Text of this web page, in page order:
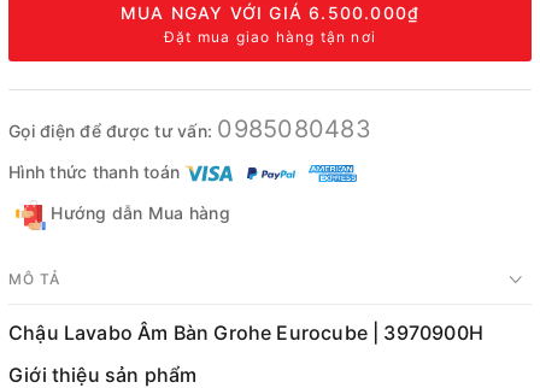
MUA NGAY VỚI GIÁ6.500.000₫
Đặt mua giao hàng tận nơi
Gọi điện để được tư vấn: 0985080483
Hình thức thanh toán
Hướng dẫn Mua hàng
MÔ TẢ
Chậu Lavabo Âm Bàn Grohe Eurocube | 3970900H
Giới thiệu sản phẩm